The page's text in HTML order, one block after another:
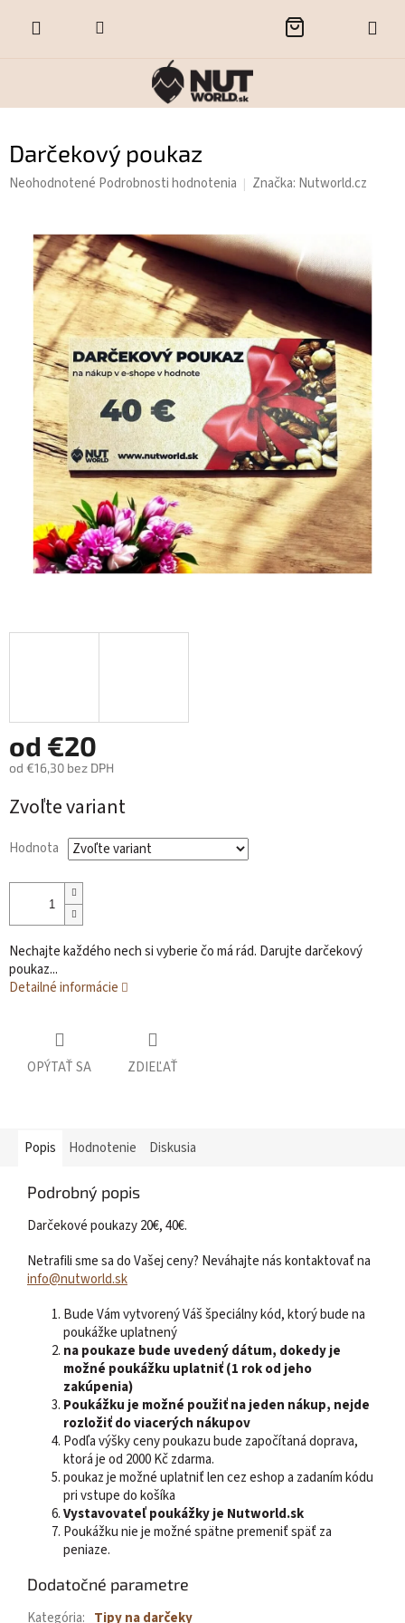
NÁKUPNÝ
Darčekový poukaz
Priemerné
hviezdičiek.
Neohodnotené Podrobnosti hodnotenia Značka: Nutworld.cz
od €20
od €16,30 bez DPH
cena:
Zvoľte variant
Hodnota
Nechajte každého nech si vyberie čo má rád. Darujte darčekový
poukaz...
Detailné informácie
OPÝTAŤ SA ZDIEĽAŤ
Popis Hodnotenie Diskusia
Podrobný popis
Darčekové poukazy 20€, 40€.
Netrafili sme sa do Vašej ceny? Neváhajte nás kontaktovať na
info@nutworld.sk
Bude Vám vytvorený Váš špeciálny kód, ktorý bude na
poukážke uplatnený
na poukaze bude uvedený dátum, dokedy je
možné poukážku uplatniť (1 rok od jeho
zakúpenia)
Poukážku je možné použiť na jeden nákup, nejde
rozložiť do viacerých nákupov
Podľa výšky ceny poukazu bude započítaná doprava,
ktorá je od 2000 Kč zdarma.
poukaz je možné uplatniť len cez eshop a zadaním kódu
pri vstupe do košíka
Vystavovateľ poukážky je Nutworld.sk
Poukážku nie je možné spätne premeniť späť za
peniaze.
Dodatočné parametre
Kategória: Tipy na darčeky